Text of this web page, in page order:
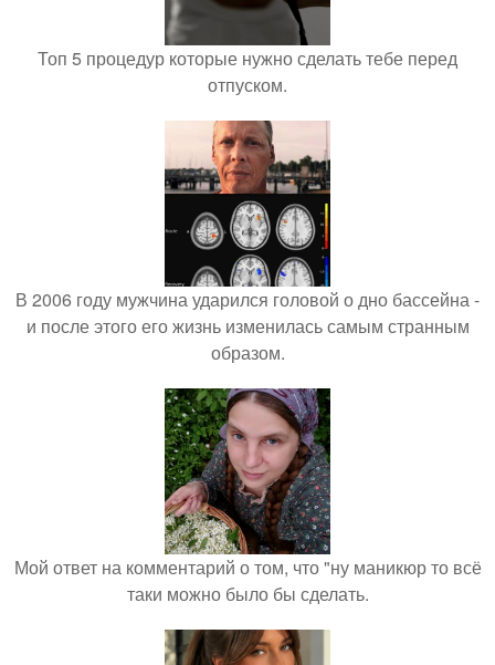
Топ 5 процедур которые нужно сделать тебе перед
отпуском.
В 2006 году мужчина ударился головой о дно бассейна -
и после этого его жизнь изменилась самым странным
образом.
Мой ответ на комментарий о том, что "ну маникюр то всё
таки можно было бы сделать.